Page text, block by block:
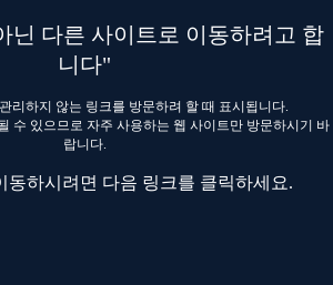
닌 다른 사이트로 이동하려고 합
니다"
리하지 않는 링크를 방문하려 할 때 표시됩니다.
수 있으므로 자주 사용하는 웹 사이트만 방문하시기 바
랍니다.
동하시려면 다음 링크를 클릭하세요.